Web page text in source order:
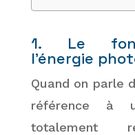
1. Le
l’énergie
Quand on parle
référence à
totalement